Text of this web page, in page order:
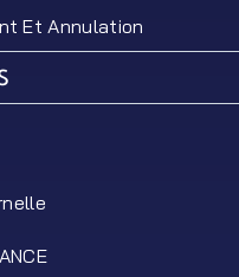
Et Annulation